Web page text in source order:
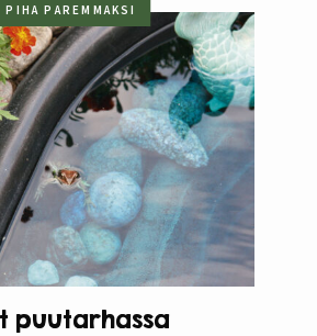
PIHA PAREMMAKSI
puutarhassa